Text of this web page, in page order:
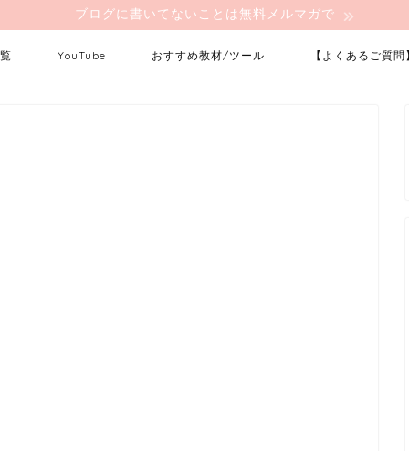
ブログに書いてないことは無料メルマガで
YouTube おすすめ教材/ツール 【よくあるご質